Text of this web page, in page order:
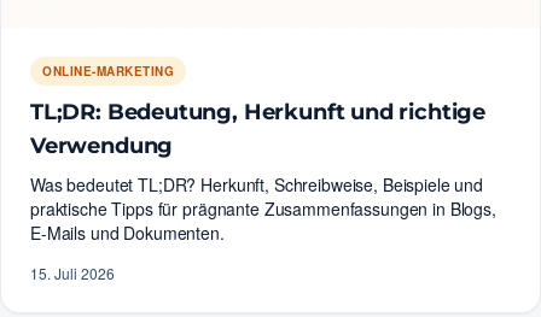
ONLINE-MARKETING
TL;DR: Bedeutung, Herkunft und richtige
Verwendung
Was bedeutet TL;DR? Herkunft, Schreibweise, Beispiele und
praktische Tipps für prägnante Zusammenfassungen in Blogs,
E-Mails und Dokumenten.
15. Juli 2026